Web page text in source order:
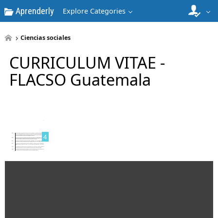
Aprenderly Explore Categories
Ciencias sociales
CURRICULUM VITAE -
FLACSO Guatemala
2
3
4